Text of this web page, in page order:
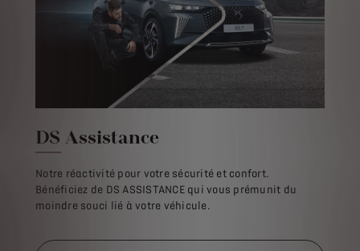
DS Assistance
Notre réactivité pour votre sécurité et confort.
Bénéficiez de DS ASSISTANCE qui vous prémunit du
moindre souci lié à votre véhicule.